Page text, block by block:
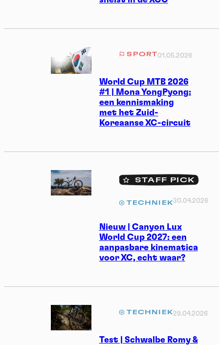
World Cup MTB 2026
#1 | Mona YongPyong:
een kennismaking
met het Zuid-
Koreaanse XC-circuit
SPORT01.05.2026
Nieuw | Canyon Lux
World Cup 2027: een
aanpasbare kinematica
voor XC, echt waar?
STAFF PICK
TECHNIEK30.04.2026
Test | Schwalbe Romy &
TECHNIEK29.04.2026